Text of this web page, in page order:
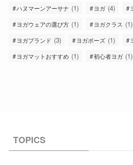
ハヌマーンアーサナ (1) ヨガ (4)
ヨガウェアの選び方 (1) ヨガクラス (1)
ヨガブランド (3) ヨガポーズ (1)
ヨガマットおすすめ (1) 初心者ヨガ (1)
TOPICS